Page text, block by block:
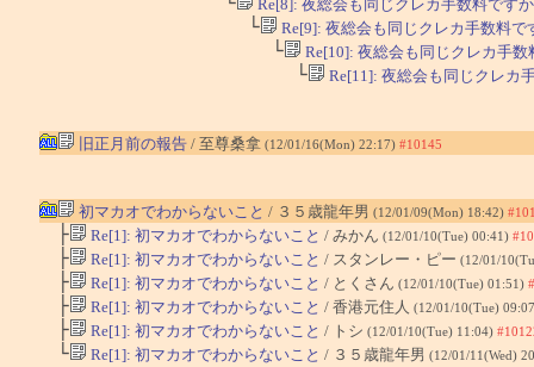
Re[8]: 夜総会も同じクレカ手数料です
└ Re[9]: 夜総会も同じクレカ手数料で
└ Re[10]: 夜総会も同じクレカ手数
└ Re[11]: 夜総会も同じクレカ
旧正月前の報告/ 至尊桑拿 (12/01/16(Mon) 22:17) #10145
初マカオでわからないこと / ３５歳龍年男 (12/01/09(Mon) 18:42)
├ Re[1]: 初マカオでわからないこと / みかん (12/01/10(Tue) 00:41)
├ Re[1]: 初マカオでわからないこと / スタンレー・ピー (12/01/
├ Re[1]: 初マカオでわからないこと / とくさん (12/01/10(Tue) 01:51)
├ Re[1]: 初マカオでわからないこと / 香港元住人 (12/01/10(Tue)
├ Re[1]: 初マカオでわからないこと / トシ (12/01/10(Tue) 11:04)
└ Re[1]: 初マカオでわからないこと / ３５歳龍年男 (12/01/11(Wed)